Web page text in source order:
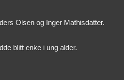
Olsen og Inger Mathisdatter.
blitt enke i ung alder.